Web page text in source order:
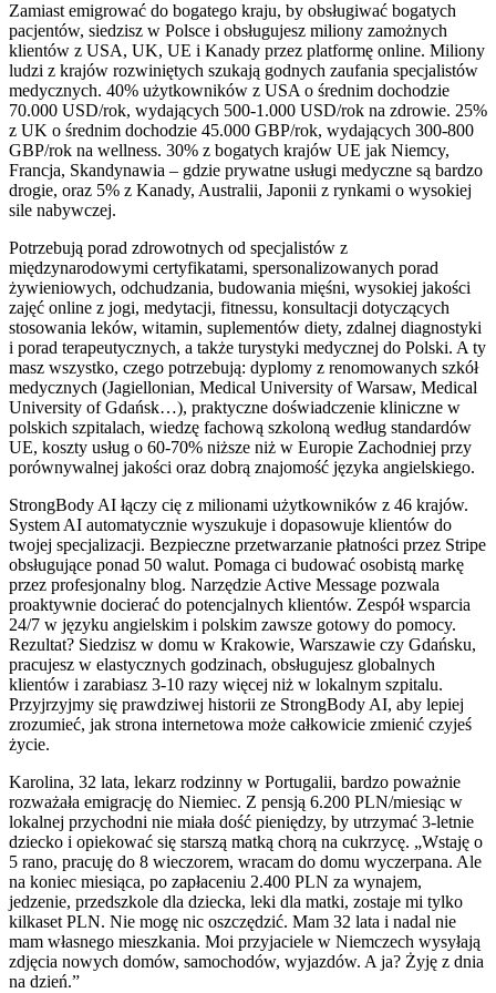
Zamiast emigrować do bogatego kraju, by obsługiwać bogatych
pacjentów, siedzisz w Polsce i obsługujesz miliony zamożnych
klientów z USA, UK, UE i Kanady przez platformę online. Miliony
ludzi z krajów rozwiniętych szukają godnych zaufania specjalistów
medycznych. 40% użytkowników z USA o średnim dochodzie
70.000 USD/rok, wydających 500-1.000 USD/rok na zdrowie. 25%
z UK o średnim dochodzie 45.000 GBP/rok, wydających 300-800
GBP/rok na wellness. 30% z bogatych krajów UE jak Niemcy,
Francja, Skandynawia – gdzie prywatne usługi medyczne są bardzo
drogie, oraz 5% z Kanady, Australii, Japonii z rynkami o wysokiej
sile nabywczej.
Potrzebują porad zdrowotnych od specjalistów z
międzynarodowymi certyfikatami, spersonalizowanych porad
żywieniowych, odchudzania, budowania mięśni, wysokiej jakości
zajęć online z jogi, medytacji, fitnessu, konsultacji dotyczących
stosowania leków, witamin, suplementów diety, zdalnej diagnostyki
i porad terapeutycznych, a także turystyki medycznej do Polski. A ty
masz wszystko, czego potrzebują: dyplomy z renomowanych szkół
medycznych (Jagiellonian, Medical University of Warsaw, Medical
University of Gdańsk…), praktyczne doświadczenie kliniczne w
polskich szpitalach, wiedzę fachową szkoloną według standardów
UE, koszty usług o 60-70% niższe niż w Europie Zachodniej przy
porównywalnej jakości oraz dobrą znajomość języka angielskiego.
StrongBody AI łączy cię z milionami użytkowników z 46 krajów.
System AI automatycznie wyszukuje i dopasowuje klientów do
twojej specjalizacji. Bezpieczne przetwarzanie płatności przez Stripe
obsługujące ponad 50 walut. Pomaga ci budować osobistą markę
przez profesjonalny blog. Narzędzie Active Message pozwala
proaktywnie docierać do potencjalnych klientów. Zespół wsparcia
24/7 w języku angielskim i polskim zawsze gotowy do pomocy.
Rezultat? Siedzisz w domu w Krakowie, Warszawie czy Gdańsku,
pracujesz w elastycznych godzinach, obsługujesz globalnych
klientów i zarabiasz 3-10 razy więcej niż w lokalnym szpitalu.
Przyjrzyjmy się prawdziwej historii ze StrongBody AI, aby lepiej
zrozumieć, jak strona internetowa może całkowicie zmienić czyjeś
życie.
Karolina, 32 lata, lekarz rodzinny w Portugalii, bardzo poważnie
rozważała emigrację do Niemiec. Z pensją 6.200 PLN/miesiąc w
lokalnej przychodni nie miała dość pieniędzy, by utrzymać 3-letnie
dziecko i opiekować się starszą matką chorą na cukrzycę. „Wstaję o
5 rano, pracuję do 8 wieczorem, wracam do domu wyczerpana. Ale
na koniec miesiąca, po zapłaceniu 2.400 PLN za wynajem,
jedzenie, przedszkole dla dziecka, leki dla matki, zostaje mi tylko
kilkaset PLN. Nie mogę nic oszczędzić. Mam 32 lata i nadal nie
mam własnego mieszkania. Moi przyjaciele w Niemczech wysyłają
zdjęcia nowych domów, samochodów, wyjazdów. A ja? Żyję z dnia
na dzień.”